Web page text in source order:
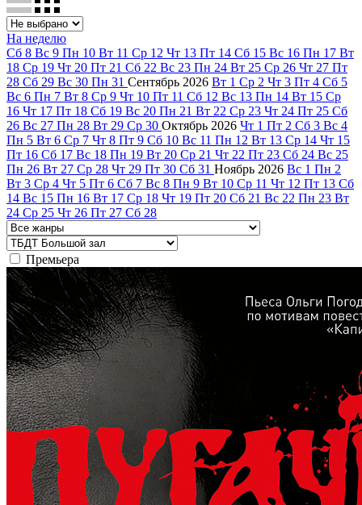
На неделю
Сб 8 Вс 9 Пн 10 Вт 11 Ср 12 Чт 13 Пт 14 Сб 15 Вс 16 Пн 17 Вт
18 Ср 19 Чт 20 Пт 21 Сб 22 Вс 23 Пн 24 Вт 25 Ср 26 Чт 27 Пт
28 Сб 29 Вс 30 Пн 31 Сентябрь 2026 Вт 1 Ср 2 Чт 3 Пт 4 Сб 5
Вс 6 Пн 7 Вт 8 Ср 9 Чт 10 Пт 11 Сб 12 Вс 13 Пн 14 Вт 15 Ср
16 Чт 17 Пт 18 Сб 19 Вс 20 Пн 21 Вт 22 Ср 23 Чт 24 Пт 25 Сб
26 Вс 27 Пн 28 Вт 29 Ср 30 Октябрь 2026 Чт 1 Пт 2 Сб 3 Вс 4
Пн 5 Вт 6 Ср 7 Чт 8 Пт 9 Сб 10 Вс 11 Пн 12 Вт 13 Ср 14 Чт 15
Пт 16 Сб 17 Вс 18 Пн 19 Вт 20 Ср 21 Чт 22 Пт 23 Сб 24 Вс 25
Пн 26 Вт 27 Ср 28 Чт 29 Пт 30 Сб 31 Ноябрь 2026 Вс 1 Пн 2
Вт 3 Ср 4 Чт 5 Пт 6 Сб 7 Вс 8 Пн 9 Вт 10 Ср 11 Чт 12 Пт 13 Сб
14 Вс 15 Пн 16 Вт 17 Ср 18 Чт 19 Пт 20 Сб 21 Вс 22 Пн 23 Вт
24 Ср 25 Чт 26 Пт 27 Сб 28
Премьера